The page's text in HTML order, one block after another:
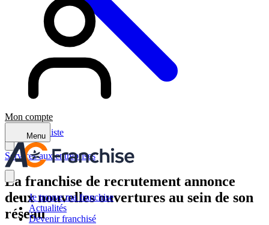
Mon compte
Menu
Je trouve ma franchise
Actualités
Devenir franchisé
Retour à la liste
Services aux entreprises
La franchise de recrutement annonce
deux nouvelles ouvertures au sein de son
réseau